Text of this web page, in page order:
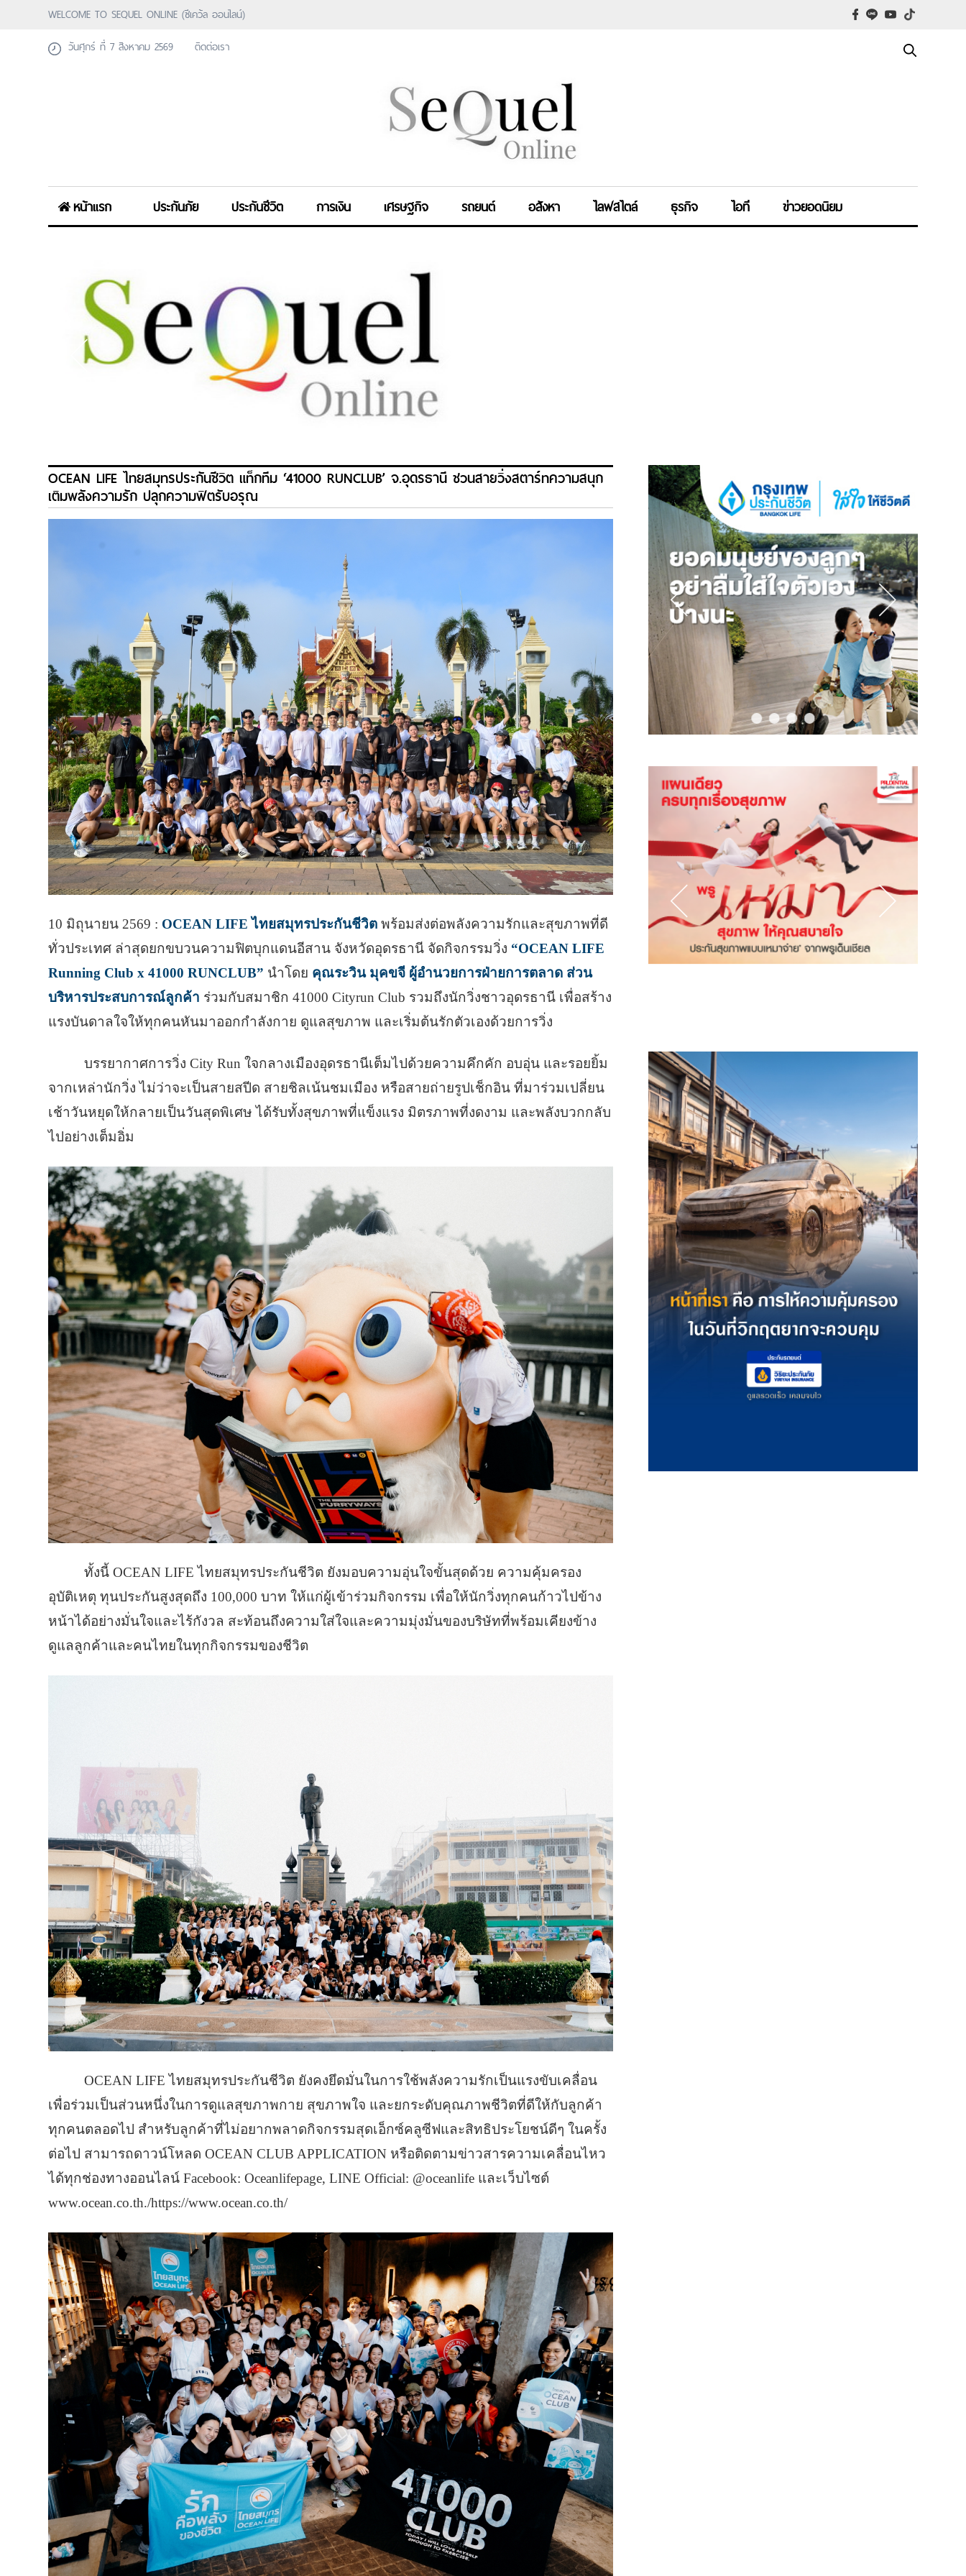
WELCOME TO SEQUEL ONLINE (ซีเคว้ล ออนไลน์)
วันศุกร์ ที่ 7 สิงหาคม 2569
ติดต่อเรา
หน้าแรก ประกันภัย ประกันชีวิต การเงิน เศรษฐกิจ รถยนต์ อสังหา ไลฟสไตล์ ธุรกิจ ไอที ข่าวยอดนิยม
OCEAN LIFE ไทยสมุทรประกันชีวิต แท็กทีม ‘41000 RUNCLUB’ จ.อุดรธานี ชวนสายวิ่งสตาร์ทความสนุก
เติมพลังความรัก ปลุกความฟิตรับอรุณ
10 มิถุนายน 2569 : OCEAN LIFE ไทยสมุทรประกันชีวิตพร้อมส่งต่อพลังความรักและสุขภาพที่ดี
ทั่วประเทศ ล่าสุดยกขบวนความฟิตบุกแดนอีสาน จังหวัดอุดรธานี จัดกิจกรรมวิ่ง “OCEAN LIFE
Running Club x 41000 RUNCLUB” นำโดย คุณระวิน มุคขจี ผู้อำนวยการฝ่ายการตลาด ส่วน
บริหารประสบการณ์ลูกค้า ร่วมกับสมาชิก 41000 Cityrun Club รวมถึงนักวิ่งชาวอุดรธานี เพื่อสร้าง
แรงบันดาลใจให้ทุกคนหันมาออกกำลังกาย ดูแลสุขภาพ และเริ่มต้นรักตัวเองด้วยการวิ่ง
บรรยากาศการวิ่ง City Run ใจกลางเมืองอุดรธานีเต็มไปด้วยความคึกคัก อบอุ่น และรอยยิ้ม
จากเหล่านักวิ่ง ไม่ว่าจะเป็นสายสปีด สายชิลเน้นชมเมือง หรือสายถ่ายรูปเช็กอิน ที่มาร่วมเปลี่ยน
เช้าวันหยุดให้กลายเป็นวันสุดพิเศษ ได้รับทั้งสุขภาพที่แข็งแรง มิตรภาพที่งดงาม และพลังบวกกลับ
ไปอย่างเต็มอิ่ม
ทั้งนี้ OCEAN LIFE ไทยสมุทรประกันชีวิต ยังมอบความอุ่นใจขั้นสุดด้วย ความคุ้มครอง
อุบัติเหตุ ทุนประกันสูงสุดถึง 100,000 บาท ให้แก่ผู้เข้าร่วมกิจกรรม เพื่อให้นักวิ่งทุกคนก้าวไปข้าง
หน้าได้อย่างมั่นใจและไร้กังวล สะท้อนถึงความใส่ใจและความมุ่งมั่นของบริษัทที่พร้อมเคียงข้าง
ดูแลลูกค้าและคนไทยในทุกกิจกรรมของชีวิต
OCEAN LIFE ไทยสมุทรประกันชีวิต ยังคงยึดมั่นในการใช้พลังความรักเป็นแรงขับเคลื่อน
เพื่อร่วมเป็นส่วนหนึ่งในการดูแลสุขภาพกาย สุขภาพใจ และยกระดับคุณภาพชีวิตที่ดีให้กับลูกค้า
ทุกคนตลอดไป สำหรับลูกค้าที่ไม่อยากพลาดกิจกรรมสุดเอ็กซ์คลูซีฟและสิทธิประโยชน์ดีๆ ในครั้ง
ต่อไป สามารถดาวน์โหลด OCEAN CLUB APPLICATION หรือติดตามข่าวสารความเคลื่อนไหว
ได้ทุกช่องทางออนไลน์ Facebook: Oceanlifepage, LINE Official: @oceanlife และเว็บไซต์
www.ocean.co.th./https://www.ocean.co.th/